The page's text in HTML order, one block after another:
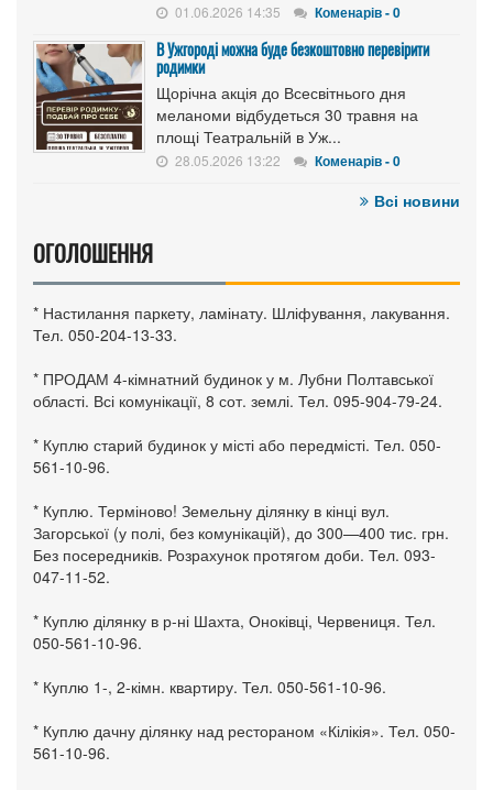
01.06.2026 14:35 Коменарів - 0
В Ужгороді можна буде безкоштовно перевірити
родимки
Щорічна акція до Всесвітнього дня
меланоми відбудеться 30 травня на
площі Театральній в Уж...
28.05.2026 13:22 Коменарів - 0
Всі новини
ОГОЛОШЕННЯ
* Настилання паркету, ламінату. Шліфування, лакування.
Тел. 050-204-13-33.
* ПРОДАМ 4-кімнатний будинок у м. Лубни Полтавської
області. Всі комунікації, 8 сот. землі. Тел. 095-904-79-24.
* Куплю старий будинок у місті або передмісті. Тел. 050-
561-10-96.
* Куплю. Терміново! Земельну ділянку в кінці вул.
Загорської (у полі, без комунікацій), до 300—400 тис. грн.
Без посередників. Розрахунок протягом доби. Тел. 093-
047-11-52.
* Куплю ділянку в р-ні Шахта, Оноківці, Червениця. Тел.
050-561-10-96.
* Куплю 1-, 2-кімн. квартиру. Тел. 050-561-10-96.
* Куплю дачну ділянку над рестораном «Кілікія». Тел. 050-
561-10-96.